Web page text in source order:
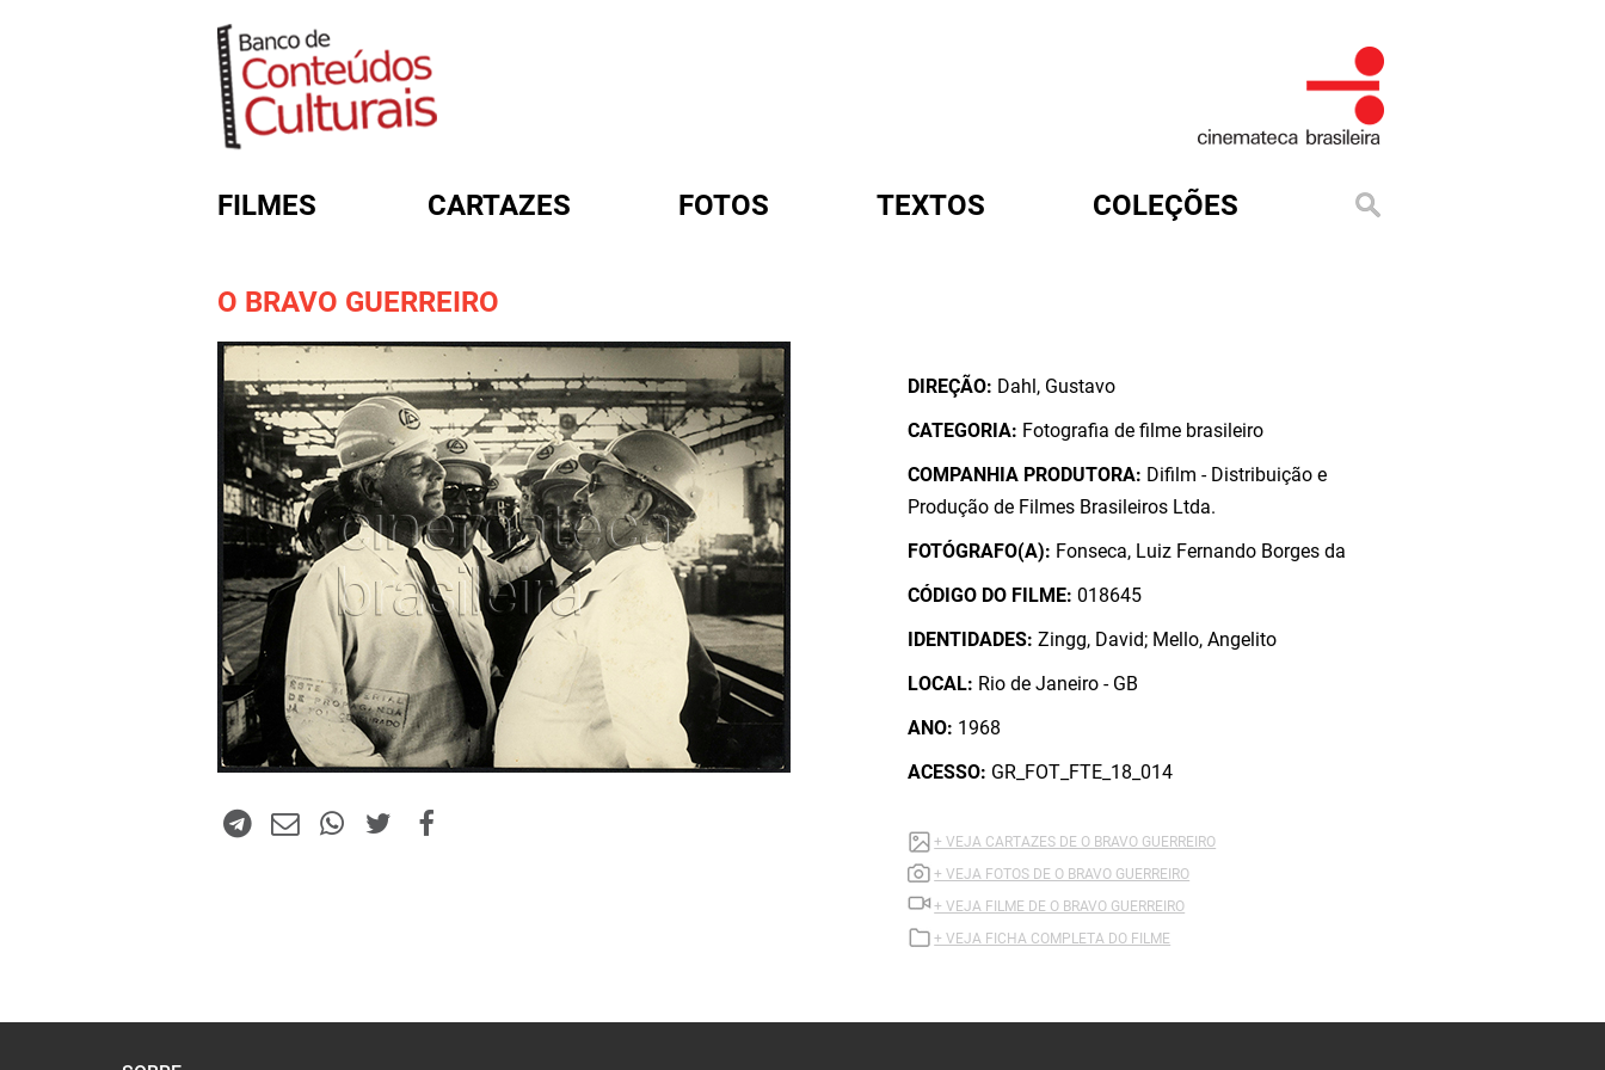
FILMES CARTAZES FOTOS TEXTOS COLEÇÕES
O BRAVO GUERREIRO
DIREÇÃO: Dahl, Gustavo
CATEGORIA: Fotografia de filme brasileiro
COMPANHIA PRODUTORA: Difilm - Distribuição e
Produção de Filmes Brasileiros Ltda.
FOTÓGRAFO(A): Fonseca, Luiz Fernando Borges da
CÓDIGO DO FILME:018645
IDENTIDADES:Zingg, David; Mello, Angelito
LOCAL: Rio de Janeiro - GB
ANO: 1968
ACESSO: GR_FOT_FTE_18_014
+ VEJA CARTAZES DE O BRAVO GUERREIRO
+ VEJA FOTOS DE O BRAVO GUERREIRO
+ VEJA FILME DE O BRAVO GUERREIRO
+ VEJA FICHA COMPLETA DO FILME